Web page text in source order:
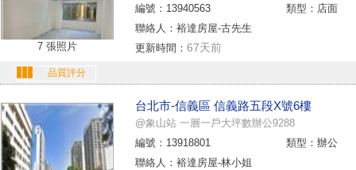
7 張照片
編號：13940563
類型：店面
聯絡人：裕達房屋-古先生
更新時間： 67天前
品質評分
台北市-信義區 信義路五段X號6樓
@象山站 一層一戶大坪數辦公9288
編號：13918801
類型：辦公
聯絡人：裕達房屋-林小姐